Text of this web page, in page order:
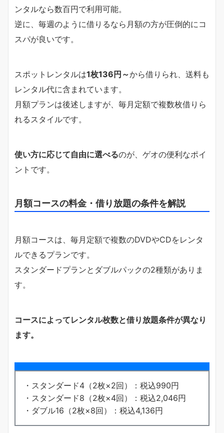
ンタルなら数百円で利用可能。
逆に、毎週のように借りるなら月額の方が圧倒的にコ
スパが良いです。
スポットレンタルは1枚136円～から借りられ、送料も
レンタル代に含まれています。
月額プランは後述しますが、毎月定額で複数枚借りら
れるスタイルです。
使い方に応じて自由に選べるのが、ゲオの便利なポイ
ントです。
月額コースの料金・借り放題の条件を解説
月額コースは、毎月定額で複数のDVDやCDをレンタ
ルできるプランです。
スタンダードプランとダブルパックの2種類がありま
す。
コースによってレンタル枚数と借り放題条件が異なり
ます。
・スタンダード4（2枚×2回）：税込990円
・スタンダード8（2枚×4回）：税込2,046円
・ダブル16（2枚×8回）：税込4,136円